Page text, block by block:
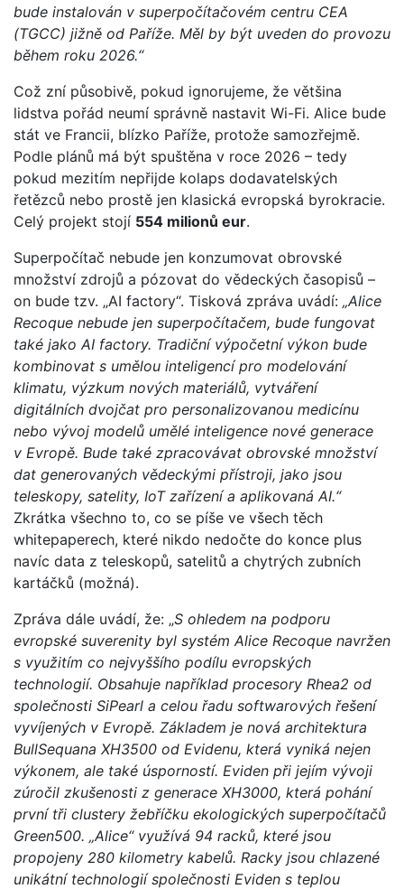
bude instalován v superpočítačovém centru CEA
(TGCC) jižně od Paříže. Měl by být uveden do provozu
během roku 2026.“
Což zní působivě, pokud ignorujeme, že většina
lidstva pořád neumí správně nastavit Wi-Fi. Alice bude
stát ve Francii, blízko Paříže, protože samozřejmě.
Podle plánů má být spuštěna v roce 2026 – tedy
pokud mezitím nepřijde kolaps dodavatelských
řetězců nebo prostě jen klasická evropská byrokracie.
Celý projekt stojí 554 milionů eur.
Superpočítač nebude jen konzumovat obrovské
množství zdrojů a pózovat do vědeckých časopisů –
on bude tzv. „AI factory“. Tisková zpráva uvádí: „Alice
Recoque nebude jen superpočítačem, bude fungovat
také jako AI factory. Tradiční výpočetní výkon bude
kombinovat s umělou inteligencí pro modelování
klimatu, výzkum nových materiálů, vytváření
digitálních dvojčat pro personalizovanou medicínu
nebo vývoj modelů umělé inteligence nové generace
v Evropě. Bude také zpracovávat obrovské množství
dat generovaných vědeckými přístroji, jako jsou
teleskopy, satelity, IoT zařízení a aplikovaná AI.“
Zkrátka všechno to, co se píše ve všech těch
whitepaperech, které nikdo nedočte do konce plus
navíc data z teleskopů, satelitů a chytrých zubních
kartáčků (možná).
Zpráva dále uvádí, že: „S ohledem na podporu
evropské suverenity byl systém Alice Recoque navržen
s využitím co nejvyššího podílu evropských
technologií. Obsahuje například procesory Rhea2 od
společnosti SiPearl a celou řadu softwarových řešení
vyvíjených v Evropě. Základem je nová architektura
BullSequana XH3500 od Evidenu, která vyniká nejen
výkonem, ale také úsporností. Eviden při jejím vývoji
zúročil zkušenosti z generace XH3000, která pohání
první tři clustery žebříčku ekologických superpočítačů
Green500. „Alice“ využívá 94 racků, které jsou
propojeny 280 kilometry kabelů. Racky jsou chlazené
unikátní technologií společnosti Eviden s teplou